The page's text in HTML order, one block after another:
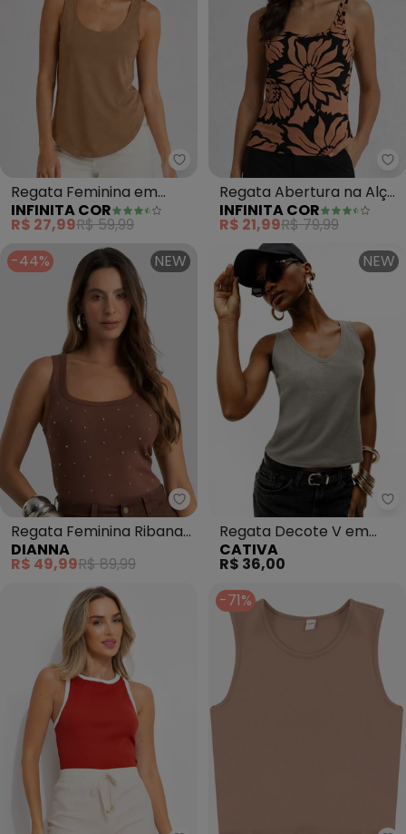
Infinita Cor - Regata Feminina
Regata Feminina em
Malha Golf (Marrom)
INFINITA COR
R$ 27,99R$ 59,99
Regata Abertura na Alça
Floral (Marrom)
INFINITA COR
R$ 21,99R$ 79,99
-44%
NEW
Dianna - Regata Feminina
Regata Feminina Ribana
com Rebite (Marrom)
DIANNA
R$ 49,99R$ 89,99
NEW
Regata Decote V em
Canelado (Marrom
Claro)
CATIVA
R$ 36,00
-71%